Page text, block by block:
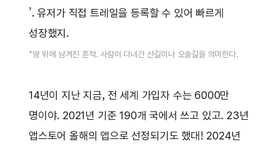
’. 유저가 직접 트레일을 등록할 수 있어 빠르게
성장했지.
*땅 위에 남겨진 흔적. 사람이 다녀간 산길이나 오솔길을 의미한다.
14년이 지난 지금, 전 세계 가입자 수는 6000만
명이야. 2021년 기준 190개 국에서 쓰고 있고. 23년
앱스토어 올해의 앱으로 선정되기도 했대! 2024년